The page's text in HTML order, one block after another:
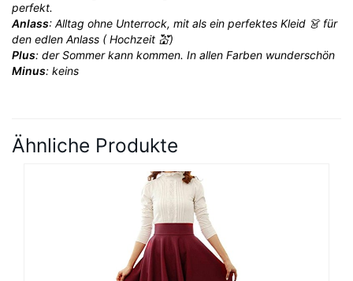
perfekt.
Anlass: Alltag ohne Unterrock, mit als ein perfektes Kleid 👗 für
den edlen Anlass ( Hochzeit 💒)
Plus: der Sommer kann kommen. In allen Farben wunderschön
Minus: keins
Ähnliche Produkte